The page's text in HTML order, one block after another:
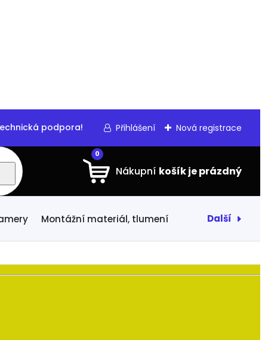
podpora! Přihlášení Nová registrace
0
Montážní materiál, tlumení Další